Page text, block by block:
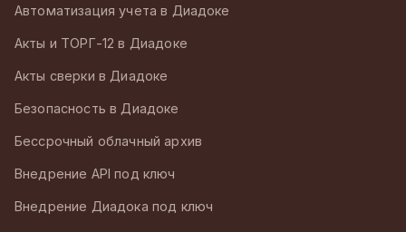
Автоматизация учета в Диадоке
Акты и ТОРГ-12 в Диадоке
Акты сверки в Диадоке
Безопасность в Диадоке
Бессрочный облачный архив
Внедрение API под ключ
Внедрение Диадока под ключ